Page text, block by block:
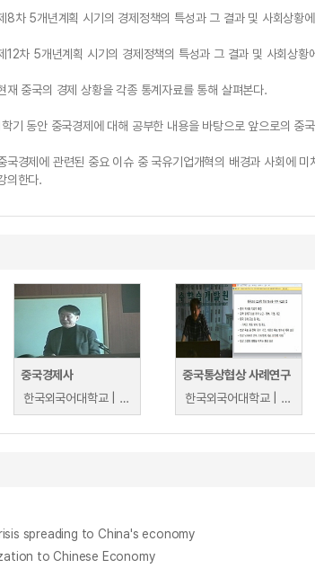
8차 5개년계획 시기의 경제정책의 특성과 그 결과 및 사회상황
12차 5개년계획 시기의 경제정책의 특성과 그 결과 및 사회상황
재 중국의 경제 상황을 각종 통계자료를 통해 살펴본다.
학기 동안 중국경제에 대해 공부한 내용을 바탕으로 앞으로의 중
국경제에 관련된 중요 이슈 중 국유기업개혁의 배경과 사회에
의한다.
중국경제사
한국외국어대학교 | 오승렬
중국통상협상 사례연구
한국외국어대학교 | 오승렬
spreading to China's economy
to Chinese Economy